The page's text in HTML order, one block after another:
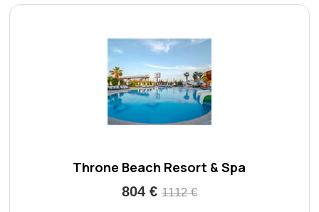
Throne Beach Resort & Spa
804 € 1112 €